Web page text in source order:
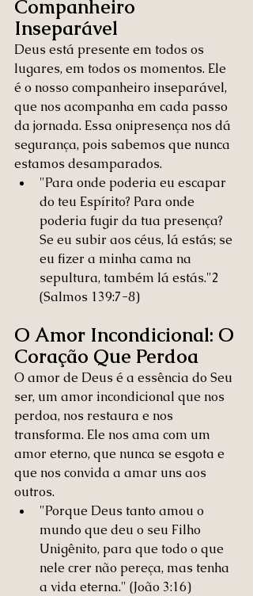
Companheiro
Inseparável
Deus está presente em todos os
lugares, em todos os momentos. Ele
é o nosso companheiro inseparável,
que nos acompanha em cada passo
da jornada. Essa onipresença nos dá
segurança, pois sabemos que nunca
estamos desamparados.
"Para onde poderia eu escapar
do teu Espírito? Para onde
poderia fugir da tua presença?
Se eu subir aos céus, lá estás; se
eu fizer a minha cama na
sepultura, também lá estás."2
(Salmos 139:7-8)
O Amor Incondicional: O
Coração Que Perdoa
O amor de Deus é a essência do Seu
ser, um amor incondicional que nos
perdoa, nos restaura e nos
transforma. Ele nos ama com um
amor eterno, que nunca se esgota e
que nos convida a amar uns aos
outros.
"Porque Deus tanto amou o
mundo que deu o seu Filho
Unigênito, para que todo o que
nele crer não pereça, mas tenha
a vida eterna." (João 3:16)